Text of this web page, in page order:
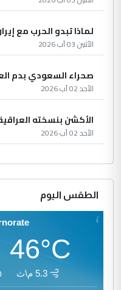
لماذا تبدو الحرب مع
الأثنين 03 آب 2026
صحراء السعودي بدم
الأحد 02 آب 2026
الأكشن بنسخته
الأحد 02 آب 2026
الطقس اليوم
46°C
5.3 م\ث